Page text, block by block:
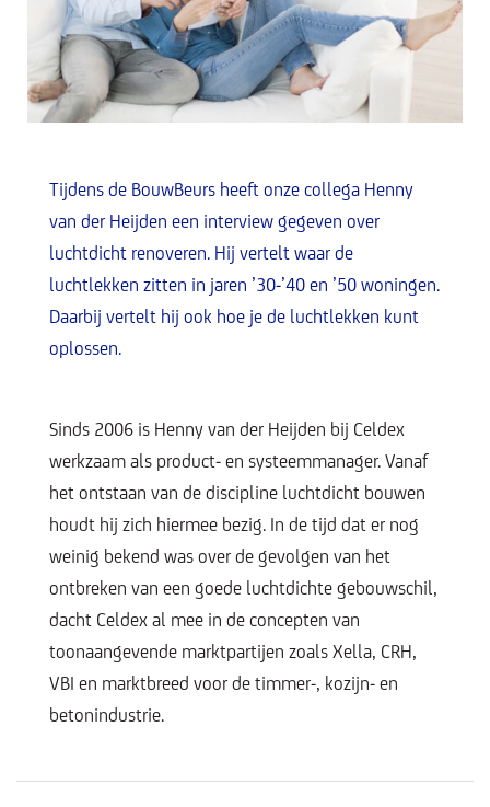
Tijdens de BouwBeurs heeft onze collega Henny
van der Heijden een interview gegeven over
luchtdicht renoveren. Hij vertelt waar de
luchtlekken zitten in jaren ’30-’40 en ’50 woningen.
Daarbij vertelt hij ook hoe je de luchtlekken kunt
oplossen.
Sinds 2006 is Henny van der Heijden bij Celdex
werkzaam als product- en systeemmanager. Vanaf
het ontstaan van de discipline luchtdicht bouwen
houdt hij zich hiermee bezig. In de tijd dat er nog
weinig bekend was over de gevolgen van het
ontbreken van een goede luchtdichte gebouwschil,
dacht Celdex al mee in de concepten van
toonaangevende marktpartijen zoals Xella, CRH,
VBI en marktbreed voor de timmer-, kozijn- en
betonindustrie.